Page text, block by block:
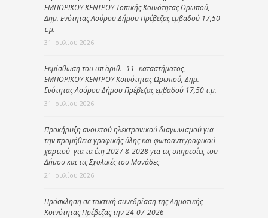
ΕΜΠΟΡΙΚΟΥ ΚΕΝΤΡΟΥ Τοπικής Κοινότητας Ωρωπού,
Δημ. Ενότητας Λούρου Δήμου Πρέβεζας εμβαδού 17,50
τ.μ.
31 Ιουλίου 2026
Εκμίσθωση του υπ΄ αριθ. -11- καταστήματος,
ΕΜΠΟΡΙΚΟΥ ΚΕΝΤΡΟΥ Κοινότητας Ωρωπού, Δημ.
Ενότητας Λούρου Δήμου Πρέβεζας εμβαδού 17,50 τ.μ.
31 Ιουλίου 2026
Προκήρυξη ανοικτού ηλεκτρονικού διαγωνισμού για
την προμήθεια γραφικής ύλης και φωτοαντιγραφικού
χαρτιού για τα έτη 2027 & 2028 για τις υπηρεσίες του
Δήμου και τις Σχολικές του Μονάδες
21 Ιουλίου 2026
Πρόσκληση σε τακτική συνεδρίαση της Δημοτικής
Κοινότητας Πρέβεζας την 24-07-2026